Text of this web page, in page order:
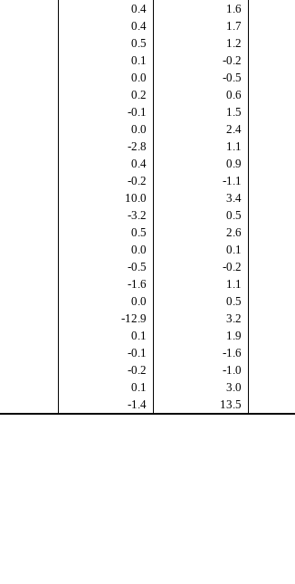
0.4 1.6
0.4 1.7
0.5 1.2
0.1 -0.2
0.0 -0.5
0.2 0.6
-0.1 1.5
0.0 2.4
-2.8 1.1
0.4 0.9
-0.2 -1.1
10.0 3.4
-3.2 0.5
0.5 2.6
0.0 0.1
-0.5 -0.2
-1.6 1.1
0.0 0.5
-12.9 3.2
0.1 1.9
-0.1 -1.6
-0.2 -1.0
0.1 3.0
-1.4 13.5